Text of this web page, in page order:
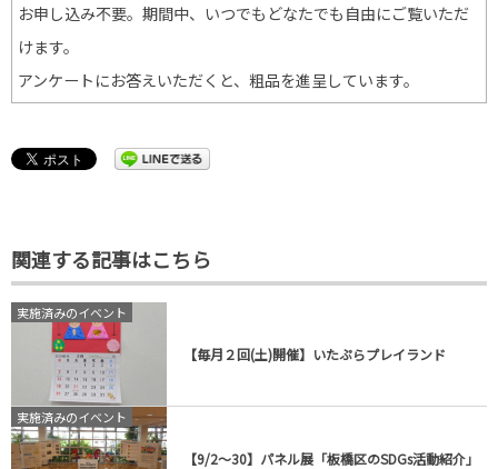
お申し込み不要。期間中、いつでもどなたでも自由にご覧いただ
けます。
アンケートにお答えいただくと、粗品を進呈しています。
関連する記事はこちら
実施済みのイベント
【毎月２回(土)開催】いたぷらプレイランド
実施済みのイベント
【9/2～30】パネル展「板橋区のSDGs活動紹介」